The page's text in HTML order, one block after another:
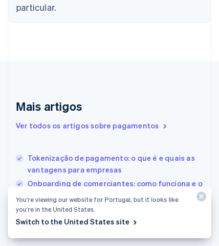
particular.
Mais artigos
Ver todos os artigos sobre pagamentos
Tokenização de pagamento: o que é e quais as
vantagens para empresas
Onboarding de comerciantes: como funciona e o
O que é o SWIFT? O que saber sobre o sistema
bancário internacional
Chipre
Croácia
Eslovênia
Espanha
EnglishEspañol简体中文
Estônia
English
Finlândia
França
Gibraltar
You’re viewing our website for Portugal, but it looks like
you’re in the United States.
Switch to the United States site